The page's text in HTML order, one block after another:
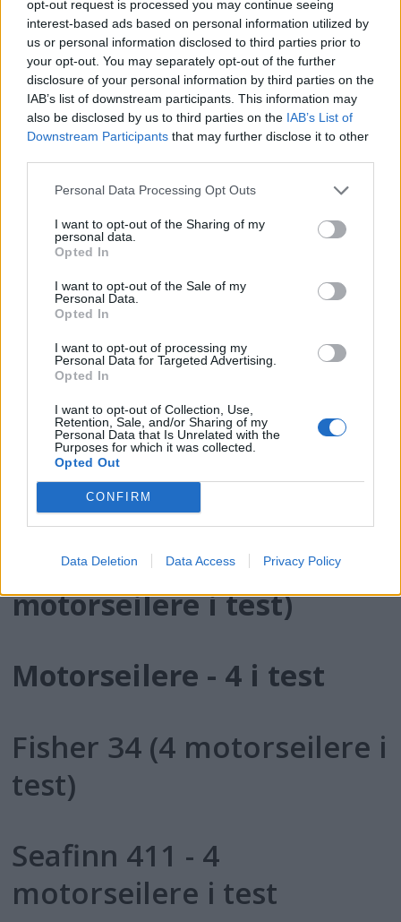
opt-out request is processed you may continue seeing
interest-based ads based on personal information utilized by
us or personal information disclosed to third parties prior to
your opt-out. You may separately opt-out of the further
disclosure of your personal information by third parties on the
IAB’s list of downstream participants. This information may
also be disclosed by us to third parties on the IAB’s List of
Downstream Participants that may further disclose it to other
Personal Data Processing Opt Outs
I want to opt-out of the Sharing of my
personal data.
Opted In
I want to opt-out of the Sale of my
Personal Data.
Opted In
I want to opt-out of processing my
Personal Data for Targeted Advertising.
Opted In
I want to opt-out of Collection, Use,
Retention, Sale, and/or Sharing of my
Personal Data that Is Unrelated with the
Purposes for which it was collected.
Opted Out
CONFIRM
Data Deletion Data Access Privacy Policy
for samling
42 fot organisert
vanvidd: Hyttedekk,
portlight og luker
42 fot organisert
vanvidd: Legging av dekk
Masse smånyheter
Semi-diesel
Den første våren
Mascot 910 (4
motorseilere i test)
Motorseilere - 4 i test
Fisher 34 (4 motorseilere i
test)
Seafinn 411 - 4
motorseilere i test